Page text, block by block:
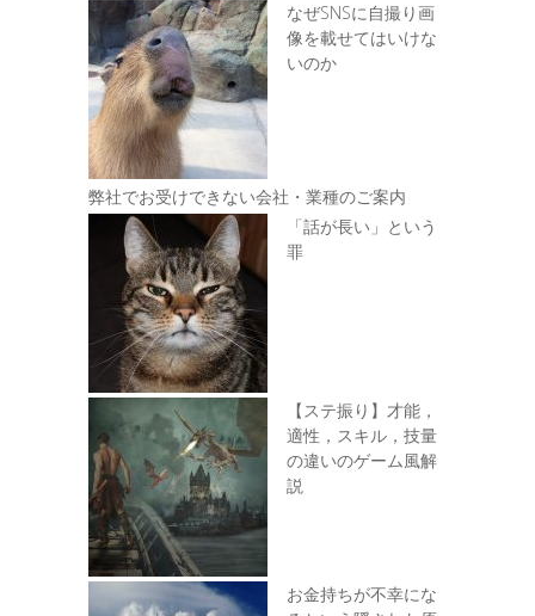
なぜSNSに自撮り画
像を載せてはいけな
いのか
弊社でお受けできない会社・業種のご案内
「話が長い」という
罪
【ステ振り】才能，
適性，スキル，技量
の違いのゲーム風解
説
お金持ちが不幸にな